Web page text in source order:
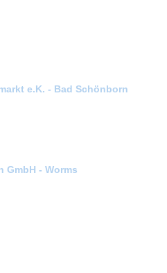
e.K. - Bad Schönborn
GmbH - Worms